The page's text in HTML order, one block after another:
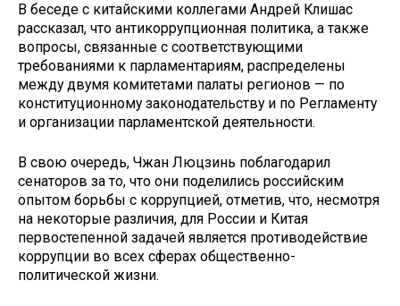
В беседе с китайскими коллегами Андрей Клишас
рассказал, что антикоррупционная политика, а также
вопросы, связанные с соответствующими
требованиями к парламентариям, распределены
между двумя комитетами палаты регионов — по
конституционному законодательству и по Регламенту
и организации парламентской деятельности.
В свою очередь, Чжан Люцзинь поблагодарил
сенаторов за то, что они поделились российским
опытом борьбы с коррупцией, отметив, что, несмотря
на некоторые различия, для России и Китая
первостепенной задачей является противодействие
коррупции во всех сферах общественно-
политической жизни.